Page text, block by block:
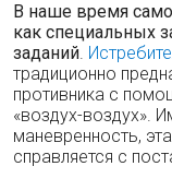
В наше время
как специальных
заданий.
традиционно
противника с
«воздух-воздух».
маневренность,
справляется с